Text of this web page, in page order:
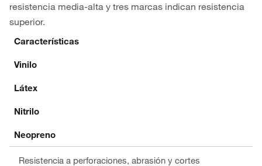
resistencia media-alta y tres marcas indican resistencia
superior.
Características
Vinilo
Látex
Nitrilo
Neopreno
Resistencia a perforaciones, abrasión y cortes